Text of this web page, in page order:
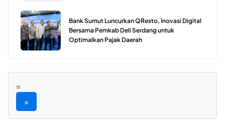
Bank Sumut Luncurkan QResto, Inovasi Digital
Bersama Pemkab Deli Serdang untuk
Optimalkan Pajak Daerah
=
=